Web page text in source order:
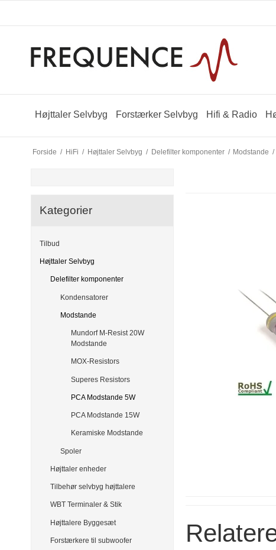
Højttaler Selvbyg Forstærker Selvbyg Hifi & Radio
Forside / HiFi / Højttaler Selvbyg / Delefilter komponenter / Modstande /
Kategorier
Tilbud
Højttaler Selvbyg
Delefilter komponenter
Kondensatorer
Modstande
Mundorf M-Resist 20W
Modstande
MOX-Resistors
Superes Resistors
PCA Modstande 5W
PCA Modstande 15W
Keramiske Modstande
Spoler
Højttaler enheder
Tilbehør selvbyg højttalere
WBT Terminaler & Stik
Højttalere Byggesæt
Forstærkere til subwoofer